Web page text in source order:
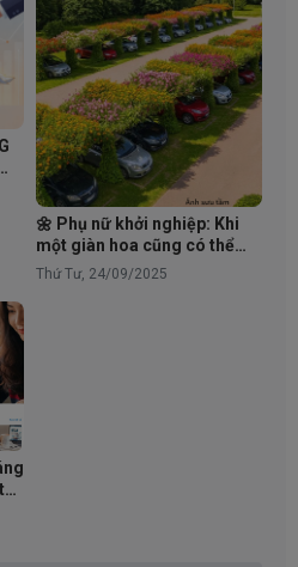
🌼 Phụ nữ khởi nghiệp: Khi
một giàn hoa cũng có thể
thay đổi cả cộng đồng.
Thứ Tư, 24/09/2025